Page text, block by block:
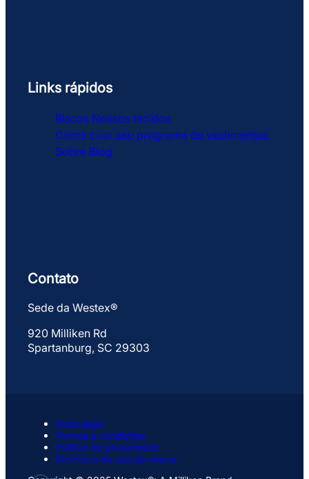
Links rápidos
Riscos Nossos tecidos
Como criar seu programa de vestimentas
Sobre Blog
Contato
Sede da Westex®
920 Milliken Rd
Spartanburg, SC 29303
Aviso legal
Termos e condições
Política de privacidade
Diretrizes de uso da marca